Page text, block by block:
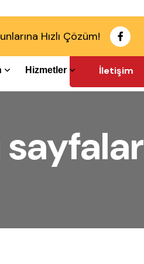
Hızlı Çözüm!
Hizmetler İletişim